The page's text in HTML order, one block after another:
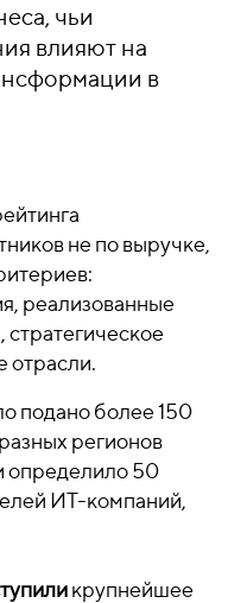
чьи
влияют на
в
не по выручке,
реализованные
отрасли.
подано более 150
регионов
определило 50
ИТ-компаний,
крупнейшее